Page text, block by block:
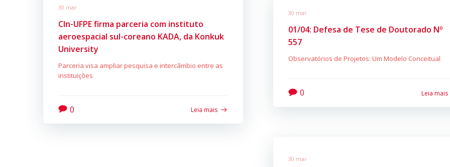
30 mar
CIn-UFPE firma parceria com instituto
aeroespacial sul-coreano KADA, da Konkuk
University
Parceria visa ampliar pesquisa e intercâmbio entre as
instituições
0 Leia mais
30 mar
01/04: Defesa de Tese de Doutorado Nº
557
Observatórios de Projetos: Um Modelo Conceitual
0 Leia mais
30 mar